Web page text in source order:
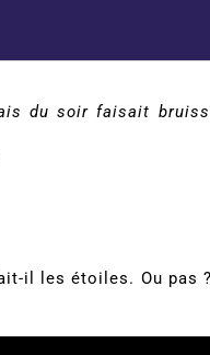
du soir faisait
il les étoiles. Ou pas